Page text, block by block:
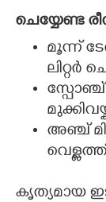
ചെയ്യേണ്ട
മൂന്ന്
ലിറ്റർ
സ്പോഞ്ച്
അ‌ഞ്ച്
കൃത്യമായ